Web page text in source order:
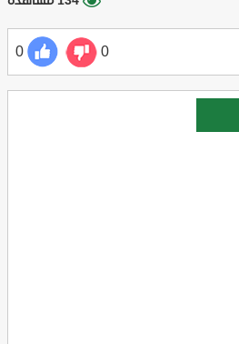
0
0